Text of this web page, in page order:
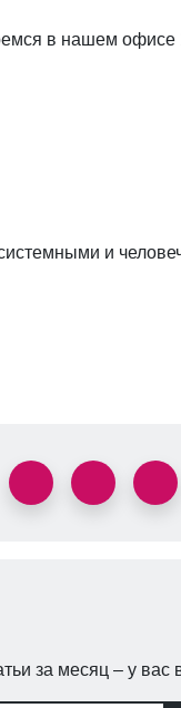
в нашем офисе
и
за месяц – у вас